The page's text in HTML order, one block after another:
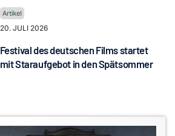
20. JULI 2026
Festival des deutschen Films startet
mit Staraufgebot in den Spätsommer